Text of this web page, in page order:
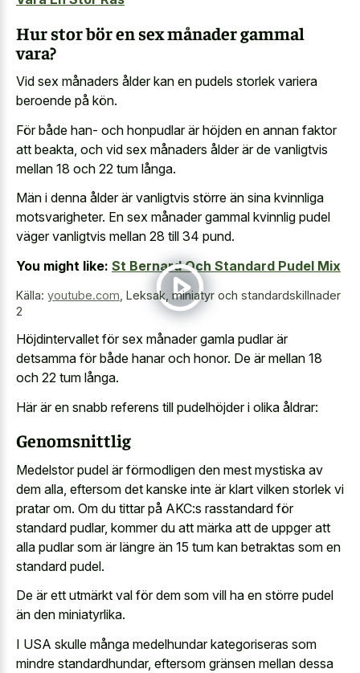
Hur stor bör en sex månader gammal
vara?
Vid sex månaders ålder kan en pudels storlek variera
beroende på kön.
För både han- och honpudlar är höjden en annan faktor
att beakta, och vid sex månaders ålder är de vanligtvis
mellan 18 och 22 tum långa.
Män i denna ålder är vanligtvis större än sina kvinnliga
motsvarigheter. En sex månader gammal kvinnlig pudel
väger vanligtvis mellan 28 till 34 pund.
You might like: St Bernard Och Standard Pudel Mix
Källa: youtube.com Leksak, miniatyr och standardskillnader
2
Höjdintervallet för sex månader gamla pudlar är
detsamma för både hanar och honor. De är mellan 18
och 22 tum långa.
Här är en snabb referens till pudelhöjder i olika åldrar:
Genomsnittlig
Medelstor pudel är förmodligen den mest mystiska av
dem alla, eftersom det kanske inte är klart vilken storlek vi
pratar om. Om du tittar på AKC:s rasstandard för
standard pudlar, kommer du att märka att de uppger att
alla pudlar som är längre än 15 tum kan betraktas som en
standard pudel.
De är ett utmärkt val för dem som vill ha en större pudel
än den miniatyrlika.
I USA skulle många medelhundar kategoriseras som
mindre standardhundar, eftersom gränsen mellan dessa